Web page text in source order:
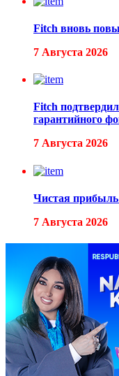
Fitch вновь
7 Августа 2026
Fitch
гарантийного
7 Августа 2026
Чистая прибыль
7 Августа 2026